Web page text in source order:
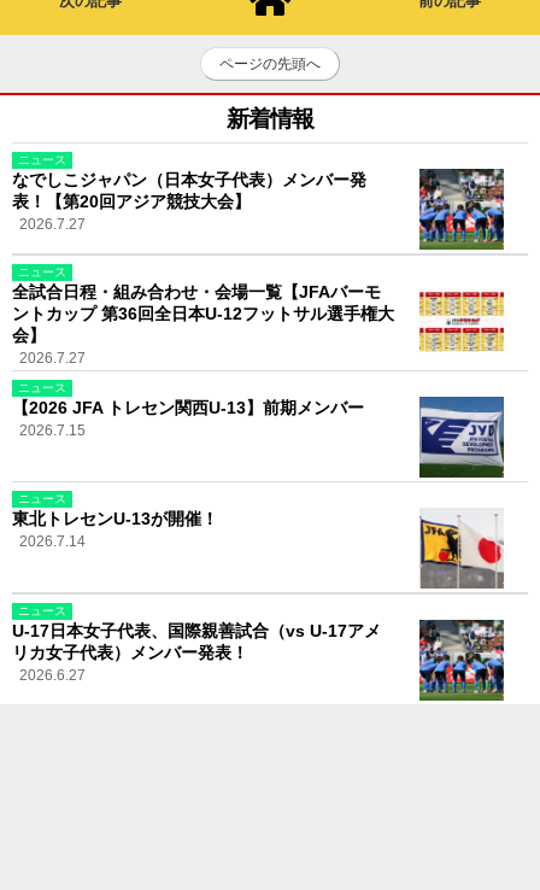
ページの先頭へ
新着情報
ニュース
なでしこジャパン（日本女子代表）メンバー発
表！【第20回アジア競技大会】
2026.7.27
ニュース
全試合日程・組み合わせ・会場一覧【JFAバーモ
ントカップ 第36回全日本U-12フットサル選手権大
会】
2026.7.27
ニュース
【2026 JFA トレセン関西U-13】前期メンバー
2026.7.15
ニュース
東北トレセンU-13が開催！
2026.7.14
ニュース
U-17日本女子代表、国際親善試合（vs U-17アメ
リカ女子代表）メンバー発表！
2026.6.27